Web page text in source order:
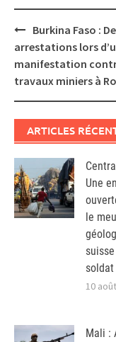
Post
navigation
Burkina Faso :
arrestations lors
manifestation
travaux miniers à
ARTICLES
Une
le
suisse
soldat
10
Mali :